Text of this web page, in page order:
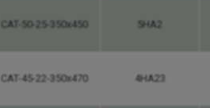
CAT-50-25-350x450 5HA2
CAT-45-22-350x470 4HA23